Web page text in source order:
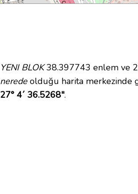
YENI BLOK38.397743 enlem ve
neredeolduğu harita merkezinde
27° 4´ 36.5268".